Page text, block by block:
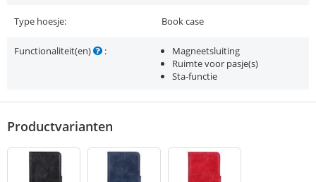
Type hoesje: Book case
Functionaliteit(en) :
Magneetsluiting
Ruimte voor pasje(s)
Sta-functie
Productvarianten